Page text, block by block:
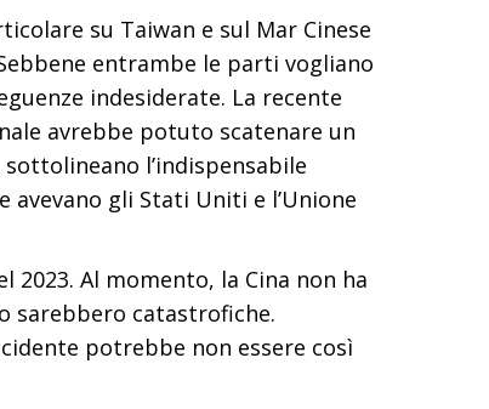
su Taiwan e sul Mar Cinese
entrambe le parti vogliano
indesiderate. La recente
avrebbe potuto scatenare un
l’indispensabile
gli Stati Uniti e l’Unione
2023. Al momento, la Cina non ha
sarebbero catastrofiche.
potrebbe non essere così